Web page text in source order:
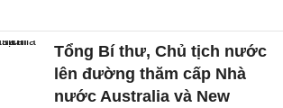
Tổng Bí thư, Chủ tịch nước
lên đường thăm cấp Nhà
nước Australia và New